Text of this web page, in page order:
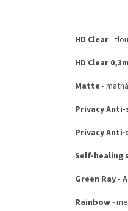
HD Clear-
HD Clear
Matte -
Privacy
Privacy Anti-
Self-healing
Green Ray -
Rainbow-